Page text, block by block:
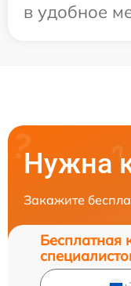
в удобное
Нужна
Закажите
Бесплатная